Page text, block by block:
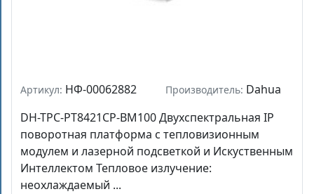
Артикул: НФ-00062882 Производитель: Dahua
DH-TPC-PT8421CP-BM100 Двухспектральная IP
поворотная платформа с тепловизионным
модулем и лазерной подсветкой и Искуственным
Интеллектом Тепловое излучение:
неохлаждаемый ...